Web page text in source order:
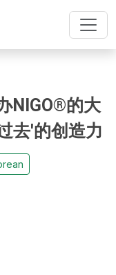
NIGO®的大
去'的创造力